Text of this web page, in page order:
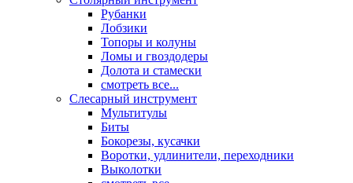
Рубанки
Лобзики
Топоры и колуны
Ломы и гвоздодеры
Долота и стамески
смотреть все...
Слесарный инструмент
Мультитулы
Биты
Бокорезы, кусачки
Воротки, удлинители, переходники
Выколотки